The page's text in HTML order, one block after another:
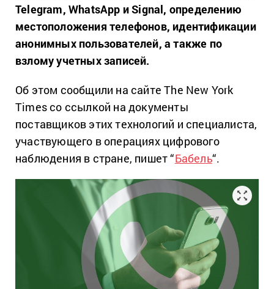
Telegram, WhatsApp и Signal, определению
местоположения телефонов, идентификации
анонимных пользователей, а также по
взлому учетных записей.
Об этом сообщили на сайте The New York
Times со ссылкой на документы
поставщиков этих технологий и специалиста,
участвующего в операциях цифрового
наблюдения в стране, пишет “Бабель“.